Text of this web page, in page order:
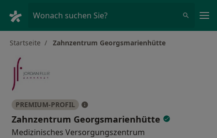
Wonach suchen Sie?
Startseite Zahnzentrum Georgsmarienhütte
PREMIUM-PROFIL
Zahnzentrum Georgsmarienhütte
Medizinisches Versorgungszentrum